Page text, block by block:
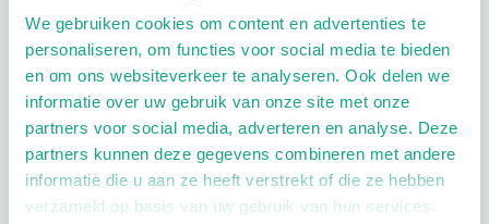
We gebruiken cookies om content en advertenties te
personaliseren, om functies voor social media te bieden
en om ons websiteverkeer te analyseren. Ook delen we
informatie over uw gebruik van onze site met onze
partners voor social media, adverteren en analyse. Deze
partners kunnen deze gegevens combineren met andere
informatie die u aan ze heeft verstrekt of die ze hebben
verzameld op basis van uw gebruik van hun services.
Extra opties